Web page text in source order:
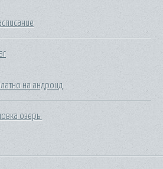
на андроид
озеры